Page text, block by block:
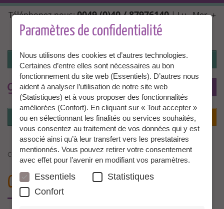
Aller
au
contenu
principal
Téléphonez-nous:0049 (0)40 / 87976140| Lu., Mer. +
Ven. 10:00 - 14:00, Ma. + Jeu. 14:00 - 18:00 |
info@granny-aupair.com
Connexion
Connexion Menu
CONSEILS DE GRANNIES
CONSEILS DE GRANNIESORIGINALES
Paramètres de confidentialité
Nous utilisons des cookies et d’autres technologies.
Certaines d’entre elles sont nécessaires au bon
fonctionnement du site web (Essentiels). D’autres nous
aident à analyser l’utilisation de notre site web
(Statistiques) et à vous proposer des fonctionnalités
améliorées (Confort). En cliquant sur « Tout accepter »
ou en sélectionnant les finalités ou services souhaités,
vous consentez au traitement de vos données qui y est
associé ainsi qu’à leur transfert vers les prestataires
mentionnés. Vous pouvez retirer votre consentement
avec effet pour l’avenir en modifiant vos paramètres.
Essentiels
Statistiques
Confort